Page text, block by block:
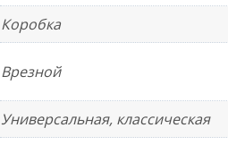
Коробка
Врезной
Универсальная, классическая